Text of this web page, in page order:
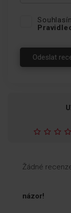
Odeslat
Žádné
názor!